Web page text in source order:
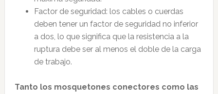
Factor de seguridad: los cables o cuerdas
deben tener un factor de seguridad no inferior
a dos, lo que significa que la resistencia a la
ruptura debe ser al menos el doble de la carga
de trabajo.
Tanto los mosquetones conectores como las